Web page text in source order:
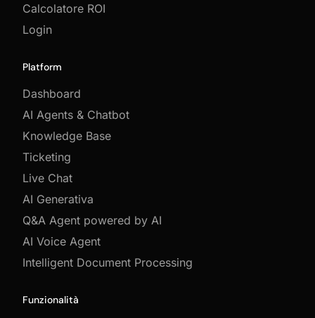
Calcolatore ROI
Login
Platform
Dashboard
AI Agents & Chatbot
Knowledge Base
Ticketing
Live Chat
AI Generativa
Q&A Agent powered by AI
AI Voice Agent
Intelligent Document Processing
Funzionalità